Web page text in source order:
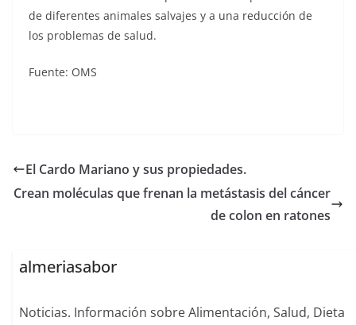
de diferentes animales salvajes y a una reducción de
los problemas de salud.
Fuente: OMS
El Cardo Mariano y sus propiedades.
Crean moléculas que frenan la metástasis del cáncer
de colon en ratones
almeriasabor
Noticias. Información sobre Alimentación, Salud, Dieta